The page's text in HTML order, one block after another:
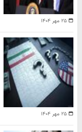
۲۵ مهر ۱۴۰۴
۲۵ مهر ۱۴۰۴